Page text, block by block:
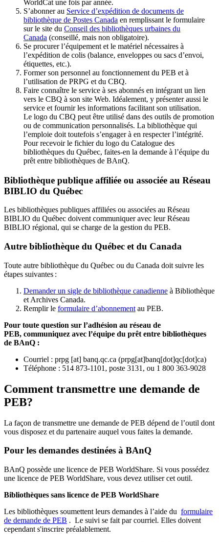
WorldCat une fois par année.
S’abonner au Service d’expédition de documents de
bibliothèque de Postes Canada en remplissant le formulaire
sur le site du Conseil des bibliothèques urbaines du
Canada (conseillé, mais non obligatoire).
Se procurer l’équipement et le matériel nécessaires à
l’expédition de colis (balance, enveloppes ou sacs d’envoi,
étiquettes, etc.).
Former son personnel au fonctionnement du PEB et à
l’utilisation de PRPG et du CBQ.
Faire connaître le service à ses abonnés en intégrant un lien
vers le CBQ à son site Web. Idéalement, y présenter aussi le
service et fournir les informations facilitant son utilisation.
Le logo du CBQ peut être utilisé dans des outils de promotion
ou de communication personnalisés. La bibliothèque qui
l’emploie doit toutefois s’engager à en respecter l’intégrité.
Pour recevoir le fichier du logo du Catalogue des
bibliothèques du Québec, faites-en la demande à l’équipe du
prêt entre bibliothèques de BAnQ.
Bibliothèque publique affiliée ou associée au Réseau
BIBLIO du Québec
Les bibliothèques publiques affiliées ou associées au Réseau
BIBLIO du Québec doivent communiquer avec leur Réseau
BIBLIO régional, qui se charge de la gestion du PEB.
Autre bibliothèque du Québec et du Canada
Toute autre bibliothèque du Québec ou du Canada doit suivre les
étapes suivantes :
Demander un sigle de bibliothèque canadienne à Bibliothèque
et Archives Canada.
Remplir le formulaire d’abonnement au PEB.
Pour toute question sur l’adhésion au réseau de
PEB, communiquez avec l’équipe du prêt entre bibliothèques
de BAnQ :
Courriel : prpg [at] banq.qc.ca (prpg[at]banq[dot]qc[dot]ca)
Téléphone : 514 873-1101, poste 3131, ou 1 800 363-9028
Comment transmettre une demande de
PEB?
La façon de transmettre une demande de PEB dépend de l’outil dont
vous disposez et du partenaire auquel vous faites la demande.
Pour les demandes destinées à BAnQ
BAnQ possède une licence de PEB WorldShare. Si vous possédez
une licence de PEB WorldShare, vous devez utiliser cet outil.
Bibliothèques sans licence de PEB WorldShare
Les bibliothèques soumettent leurs demandes à l’aide du formulaire
de demande de PEB . Le suivi se fait par courriel. Elles doivent
cependant s'inscrire préalablement.